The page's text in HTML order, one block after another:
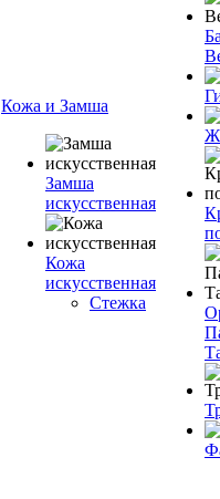
Кожа и Замша
Замша
искусственная
Кожа
искусственная
Стежка